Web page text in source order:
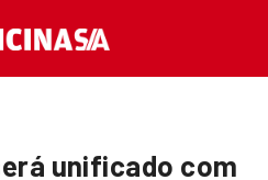
unificado com